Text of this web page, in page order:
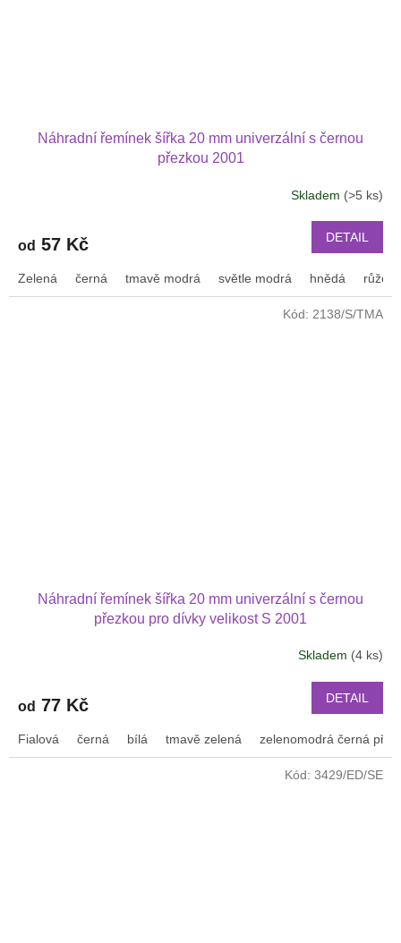
Náhradní řemínek šířka 20 mm univerzální s černou
přezkou 2001
Skladem (>5 ks)
od 57 Kč DETAIL
Zelená černá tmavě modrá světle modrá hnědá růžová
Náhradní řemínek šířka 20 mm univerzální s černou
přezkou pro dívky velikost S 2001
Skladem (4 ks)
od 77 Kč DETAIL
Fialová černá bílá tmavě zelená zelenomodrá černá
Kód: 2138/S/TMA
Kód: 3429/ED/SE